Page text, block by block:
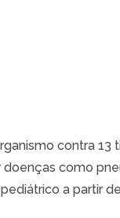
contra
como
a partir